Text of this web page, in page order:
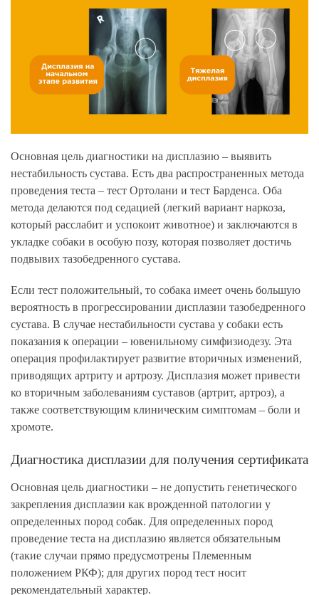
Основная цель диагностики на дисплазию – выявить
нестабильность сустава. Есть два распространенных метода
проведения теста – тест Ортолани и тест Барденса. Оба
метода делаются под седацией (легкий вариант наркоза,
который расслабит и успокоит животное) и заключаются в
укладке собаки в особую позу, которая позволяет достичь
подвывих тазобедренного сустава.
Если тест положительный, то собака имеет очень большую
вероятность в прогрессировании дисплазии тазобедренного
сустава. В случае нестабильности сустава у собаки есть
показания к операции – ювенильному симфизиодезу. Эта
операция профилактирует развитие вторичных изменений,
приводящих артриту и артрозу. Дисплазия может привести
ко вторичным заболеваниям суставов (артрит, артроз), а
также соответствующим клиническим симптомам – боли и
хромоте.
Диагностика дисплазии для получения сертификата
Основная цель диагностики – не допустить генетического
закрепления дисплазии как врожденной патологии у
определенных пород собак. Для определенных пород
проведение теста на дисплазию является обязательным
(такие случаи прямо предусмотрены Племенным
положением РКФ); для других пород тест носит
рекомендательный характер.